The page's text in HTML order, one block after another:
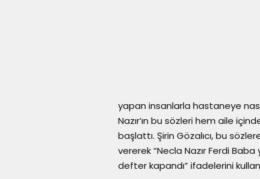
yapan insanlarla hastaneye
Nazır’ın bu sözleri hem aile
başlattı. Şirin Gözalıcı, bu
vererek “Necla Nazır Ferdi
defter kapandı” ifadelerini